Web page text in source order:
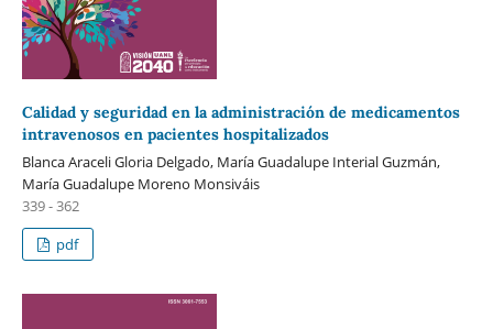
Calidad y seguridad en la administración de medicamentos
intravenosos en pacientes hospitalizados
Blanca Araceli Gloria Delgado, María Guadalupe Interial Guzmán,
María Guadalupe Moreno Monsiváis
339 - 362
pdf